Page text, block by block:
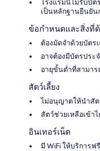
โรงแรมนี้ไม่รับบัต
เป็นหลักฐานยืนยัน
ข้อกำหนดและสิ่งที่
ต้องมัดจำด้วยบัตร
อาจต้องมีบัตรประ
อายุขั้นต่ำที่สามาร
สัตว์เลี้ยง
ไม่อนุญาตให้นำสัต
สัตว์ช่วยเหลือเข้า
อินเทอร์เน็ต
มี WiFi ให้บริการ